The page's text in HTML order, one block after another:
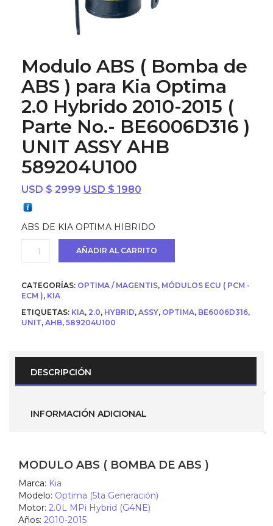
Modulo ABS ( Bomba de
ABS ) para Kia Optima
2.0 Hybrido 2010-2015 (
Parte No.- BE6006D316 )
UNIT ASSY AHB
589204U100
USD $2999 El
era:
USD
$ 2999.
USD $ 1980
es:
USD
$ 1980.
ABS DE KIA OPTIMA HIBRIDO
Modulo
Bomba
de
)
para
2010-
2015
No.-
AHB
589204U100
cantidad
AÑADIR AL CARRITO
CATEGORÍAS: OPTIMA / MAGENTIS, MÓDULOS ECU ( PCM -
ECM ), KIA
ETIQUETAS: KIA, 2.0, HYBRID, ASSY, OPTIMA, BE6006D316,
UNIT, AHB, 589204U100
DESCRIPCIÓN
INFORMACIÓN ADICIONAL
MODULO ABS ( BOMBA DE ABS )
Marca: Kia
Modelo: Optima (5ta Generación)
Motor: 2.0L MPi Hybrid (G4NE)
Años: 2010-2015